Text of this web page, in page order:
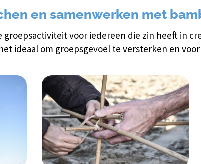
en samenwerken met
groepsactiviteit voor iedereen die zin heeft in
ideaal om groepsgevoel te versterken en